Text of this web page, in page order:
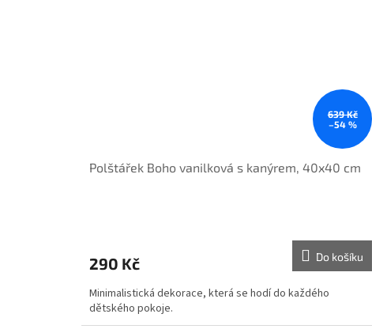
639 Kč
–54 %
Polštářek Boho vanilková s kanýrem, 40x40 cm
290 Kč Do košíku
Minimalistická dekorace, která se hodí do každého
dětského pokoje.